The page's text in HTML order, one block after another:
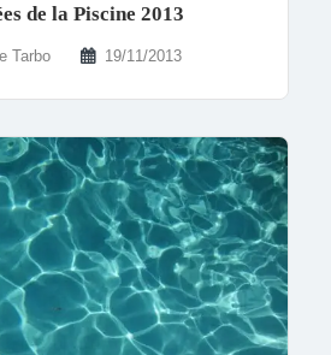
de la Piscine 2013
Tarbo 19/11/2013